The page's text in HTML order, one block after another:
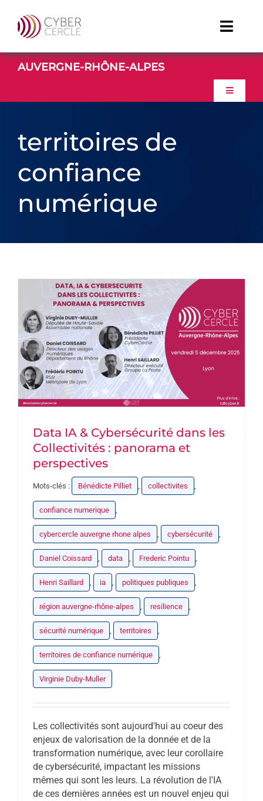
contenu
Toggle
TDFCyber
Linkedin
Youtube
AUVERGNE-RHÔNE-ALPES
Toggle
ACTUALITES
DEVENEZ PARTENAIRE
CONTACT
territoires de
confiance
numérique
Data IA & Cybersécurité dans les
Collectivités : panorama et
perspectives
Mots-clés : Bénédicte Pilliet , collectivites ,
confiance numerique ,
cybercercle auvergne rhone alpes , cybersécurité ,
Daniel Coissard , data , Frederic Pointu ,
Henri Saillard , ia , politiques publiques ,
région auvergne-rhône-alpes , resilience ,
sécurité numérique , territoires ,
territoires de confiance numérique ,
Virginie Duby-Muller
Les collectivités sont aujourd'hui au coeur des
enjeux de valorisation de la donnée et de la
transformation numérique, avec leur corollaire
de cybersécurité, impactant les missions
mêmes qui sont les leurs. La révolution de l'IA
de ces dernières années est un nouvel enjeu qui